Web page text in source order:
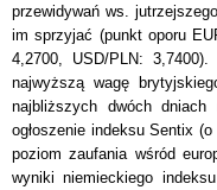
przewidywań ws.
im sprzyjać (punkt oporu
4,2700, USD/PLN:
najwyższą wagę
najbliższych dwóch
ogłoszenie indeksu Sentix
poziom zaufania wśród
wyniki niemieckiego